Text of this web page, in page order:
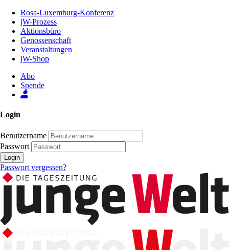
Inhalt
Seite
Rosa-Luxemburg-Konferenz
jW-Prozess
Aktionsbüro
Genossenschaft
Veranstaltungen
jW-Shop
Abo
Spende
Login
Benutzername
Passwort
Login
Passwort vergessen?